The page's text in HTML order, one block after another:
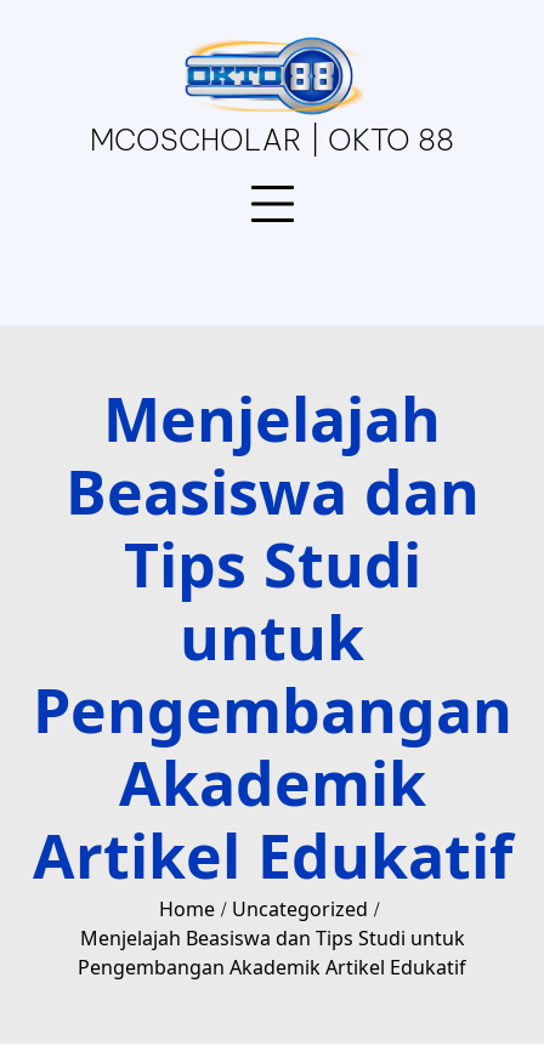
MCOSCHOLAR | OKTO 88
Menjelajah
Beasiswa dan
Tips Studi
untuk
Pengembangan
Akademik
Artikel Edukatif
Home Uncategorized
Menjelajah Beasiswa dan Tips Studi untuk
Pengembangan Akademik Artikel Edukatif